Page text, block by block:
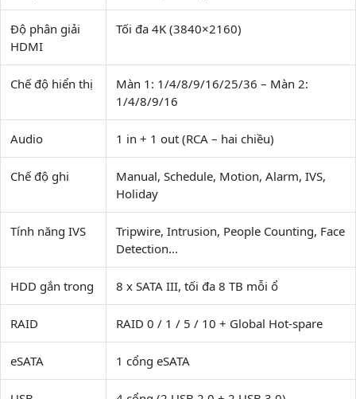
Độ phân giải
HDMI
Tối đa 4K (3840×2160)
Chế độ hiển thị
Màn 1: 1/4/8/9/16/25/36 – Màn 2:
1/4/8/9/16
Audio 1 in + 1 out (RCA – hai chiều)
Chế độ ghi
Manual, Schedule, Motion, Alarm, IVS,
Holiday
Tính năng IVS
Tripwire, Intrusion, People Counting, Face
Detection…
HDD gắn trong 8 x SATA III, tối đa 8 TB mỗi ổ
RAID RAID 0 / 1 / 5 / 10 + Global Hot-spare
eSATA 1 cổng eSATA